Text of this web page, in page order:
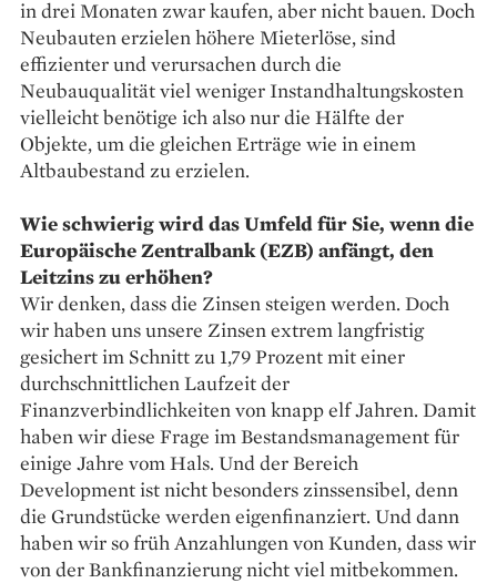
in drei Monaten zwar kaufen, aber nicht bauen. Doch
Neubauten erzielen höhere Mieterlöse, sind
effizienter und verursachen durch die
Neubauqualität viel weniger Instandhaltungskosten
vielleicht benötige ich also nur die Hälfte der
Objekte, um die gleichen Erträge wie in einem
Altbaubestand zu erzielen.
Wie schwierig wird das Umfeld für Sie, wenn die
Europäische Zentralbank (EZB) anfängt, den
Leitzins zu erhöhen?
Wir denken, dass die Zinsen steigen werden. Doch
wir haben uns unsere Zinsen extrem langfristig
gesichert im Schnitt zu 1,79 Prozent mit einer
durchschnittlichen Laufzeit der
Finanzverbindlichkeiten von knapp elf Jahren. Damit
haben wir diese Frage im Bestandsmanagement für
einige Jahre vom Hals. Und der Bereich
Development ist nicht besonders zinssensibel, denn
die Grundstücke werden eigenfinanziert. Und dann
haben wir so früh Anzahlungen von Kunden, dass wir
von der Bankfinanzierung nicht viel mitbekommen.